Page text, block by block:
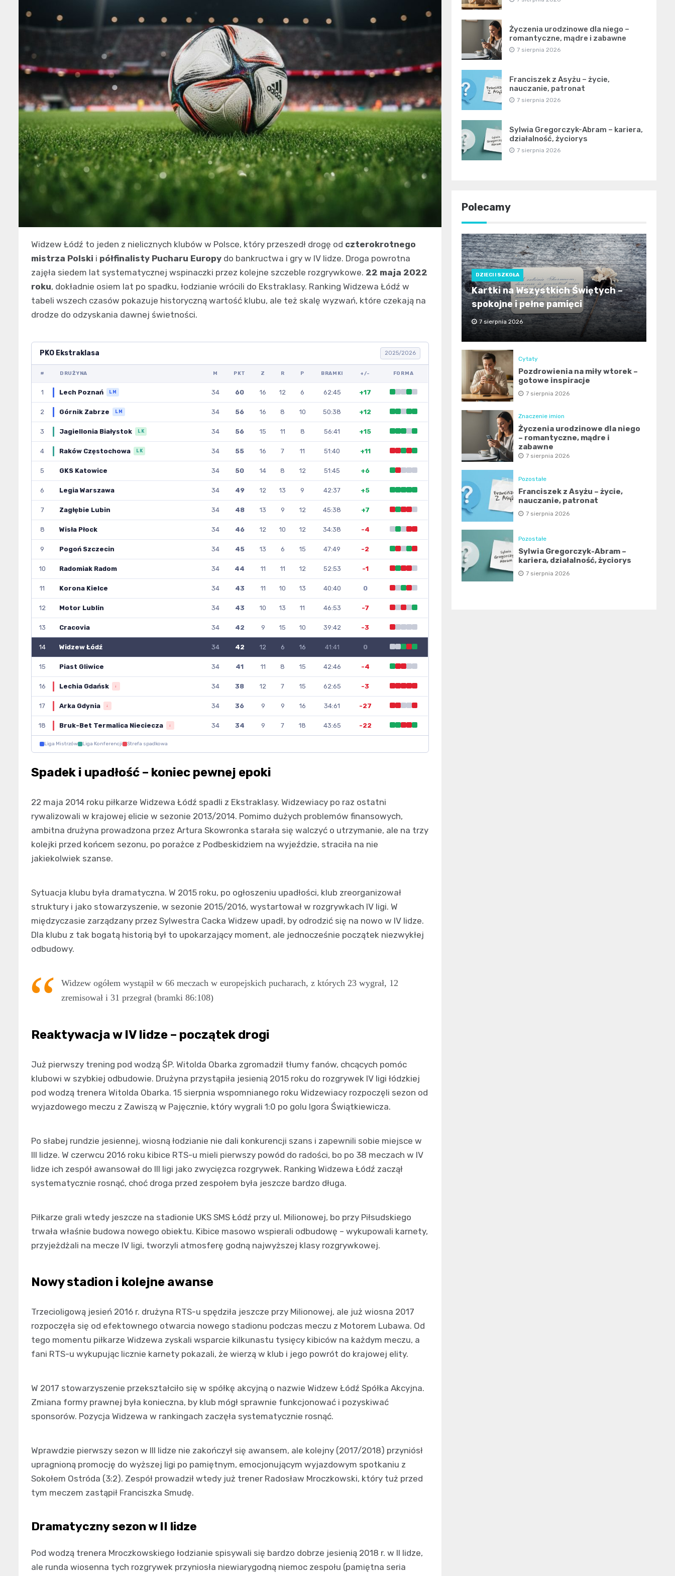
Widzew Łódź to jeden z nielicznych klubów w Polsce, który przeszedł drogę od czterokrotnego
mistrza Polski i półfinalisty Pucharu Europy do bankructwa i gry w IV lidze. Droga powrotna
zajęła siedem lat systematycznej wspinaczki przez kolejne szczeble rozgrywkowe. 22 maja 2022
roku, dokładnie osiem lat po spadku, łodzianie wrócili do Ekstraklasy. Ranking Widzewa Łódź w
tabeli wszech czasów pokazuje historyczną wartość klubu, ale też skalę wyzwań, które czekają na
drodze do odzyskania dawnej świetności.
PKO Ekstraklasa 2025/2026
# DRUŻYNA M PKT Z R P BRAMKI +/- FORMA
1 Lech Poznań LM 34 60 16 12 6 62:45 +17
2 Górnik Zabrze LM 34 56 16 8 10 50:38 +12
3 Jagiellonia Białystok LK 34 56 15 11 8 56:41 +15
4 Raków Częstochowa LK 34 55 16 7 11 51:40 +11
5 GKS Katowice 34 50 14 8 12 51:45 +6
6 Legia Warszawa 34 49 12 13 9 42:37 +5
7 Zagłębie Lubin 34 48 13 9 12 45:38 +7
8 Wisła Płock 34 46 12 10 12 34:38 -4
9 Pogoń Szczecin 34 45 13 6 15 47:49 -2
10 Radomiak Radom 34 44 11 11 12 52:53 -1
11 Korona Kielce 34 43 11 10 13 40:40 0
12 Motor Lublin 34 43 10 13 11 46:53 -7
13 Cracovia 34 42 9 15 10 39:42 -3
14 Widzew Łódź 34 42 12 6 16 41:41 0
15 Piast Gliwice 34 41 11 8 15 42:46 -4
16 Lechia Gdańsk ↓ 34 38 12 7 15 62:65 -3
17 Arka Gdynia ↓ 34 36 9 9 16 34:61 -27
18 Bruk-Bet Termalica Nieciecza ↓ 34 34 9 7 18 43:65 -22
Liga Mistrzów Liga Konferencji Strefa spadkowa
Spadek i upadłość – koniec pewnej epoki
22 maja 2014 roku piłkarze Widzewa Łódź spadli z Ekstraklasy. Widzewiacy po raz ostatni
rywalizowali w krajowej elicie w sezonie 2013/2014. Pomimo dużych problemów finansowych,
ambitna drużyna prowadzona przez Artura Skowronka starała się walczyć o utrzymanie, ale na trzy
kolejki przed końcem sezonu, po porażce z Podbeskidziem na wyjeździe, straciła na nie
jakiekolwiek szanse.
Sytuacja klubu była dramatyczna. W 2015 roku, po ogłoszeniu upadłości, klub zreorganizował
struktury i jako stowarzyszenie, w sezonie 2015/2016, wystartował w rozgrywkach IV ligi. W
międzyczasie zarządzany przez Sylwestra Cacka Widzew upadł, by odrodzić się na nowo w IV lidze.
Dla klubu z tak bogatą historią był to upokarzający moment, ale jednocześnie początek niezwykłej
odbudowy.
Widzew ogółem wystąpił w 66 meczach w europejskich pucharach, z których 23 wygrał, 12
zremisował i 31 przegrał (bramki 86:108)
Reaktywacja w IV lidze – początek drogi
Już pierwszy trening pod wodzą ŚP. Witolda Obarka zgromadził tłumy fanów, chcących pomóc
klubowi w szybkiej odbudowie. Drużyna przystąpiła jesienią 2015 roku do rozgrywek IV ligi łódzkiej
pod wodzą trenera Witolda Obarka. 15 sierpnia wspomnianego roku Widzewiacy rozpoczęli sezon od
wyjazdowego meczu z Zawiszą w Pajęcznie, który wygrali 1:0 po golu Igora Świątkiewicza.
Po słabej rundzie jesiennej, wiosną łodzianie nie dali konkurencji szans i zapewnili sobie miejsce w
III lidze. W czerwcu 2016 roku kibice RTS-u mieli pierwszy powód do radości, bo po 38 meczach w IV
lidze ich zespół awansował do III ligi jako zwycięzca rozgrywek. Ranking Widzewa Łódź zaczął
systematycznie rosnąć, choć droga przed zespołem była jeszcze bardzo długa.
Piłkarze grali wtedy jeszcze na stadionie UKS SMS Łódź przy ul. Milionowej, bo przy Piłsudskiego
trwała właśnie budowa nowego obiektu. Kibice masowo wspierali odbudowę – wykupowali karnety,
przyjeżdżali na mecze IV ligi, tworzyli atmosferę godną najwyższej klasy rozgrywkowej.
Nowy stadion i kolejne awanse
Trzecioligową jesień 2016 r. drużyna RTS-u spędziła jeszcze przy Milionowej, ale już wiosna 2017
rozpoczęła się od efektownego otwarcia nowego stadionu podczas meczu z Motorem Lubawa. Od
tego momentu piłkarze Widzewa zyskali wsparcie kilkunastu tysięcy kibiców na każdym meczu, a
fani RTS-u wykupując licznie karnety pokazali, że wierzą w klub i jego powrót do krajowej elity.
W 2017 stowarzyszenie przekształciło się w spółkę akcyjną o nazwie Widzew Łódź Spółka Akcyjna.
Zmiana formy prawnej była konieczna, by klub mógł sprawnie funkcjonować i pozyskiwać
sponsorów. Pozycja Widzewa w rankingach zaczęła systematycznie rosnąć.
Wprawdzie pierwszy sezon w III lidze nie zakończył się awansem, ale kolejny (2017/2018) przyniósł
upragnioną promocję do wyższej ligi po pamiętnym, emocjonującym wyjazdowym spotkaniu z
Sokołem Ostróda (3:2). Zespół prowadził wtedy już trener Radosław Mroczkowski, który tuż przed
tym meczem zastąpił Franciszka Smudę.
Dramatyczny sezon w II lidze
Pod wodzą trenera Mroczkowskiego łodzianie spisywali się bardzo dobrze jesienią 2018 r. w II lidze,
ale runda wiosenna tych rozgrywek przyniosła niewiarygodną niemoc zespołu (pamiętna seria
Życzenia urodzinowe dla niego –
romantyczne, mądre i zabawne
7 sierpnia 2026
Franciszek z Asyżu – życie,
nauczanie, patronat
7 sierpnia 2026
Sylwia Gregorczyk-Abram – kariera,
działalność, życiorys
7 sierpnia 2026
Polecamy
DZIECI I SZKOŁA
Kartki na Wszystkich Świętych –
spokojne i pełne pamięci
7 sierpnia 2026
Cytaty
Pozdrowienia na miły wtorek –
gotowe inspiracje
7 sierpnia 2026
Znaczenie imion
Życzenia urodzinowe dla niego
– romantyczne, mądre i
zabawne
7 sierpnia 2026
Pozostałe
Franciszek z Asyżu – życie,
nauczanie, patronat
7 sierpnia 2026
Pozostałe
Sylwia Gregorczyk-Abram –
kariera, działalność, życiorys
7 sierpnia 2026